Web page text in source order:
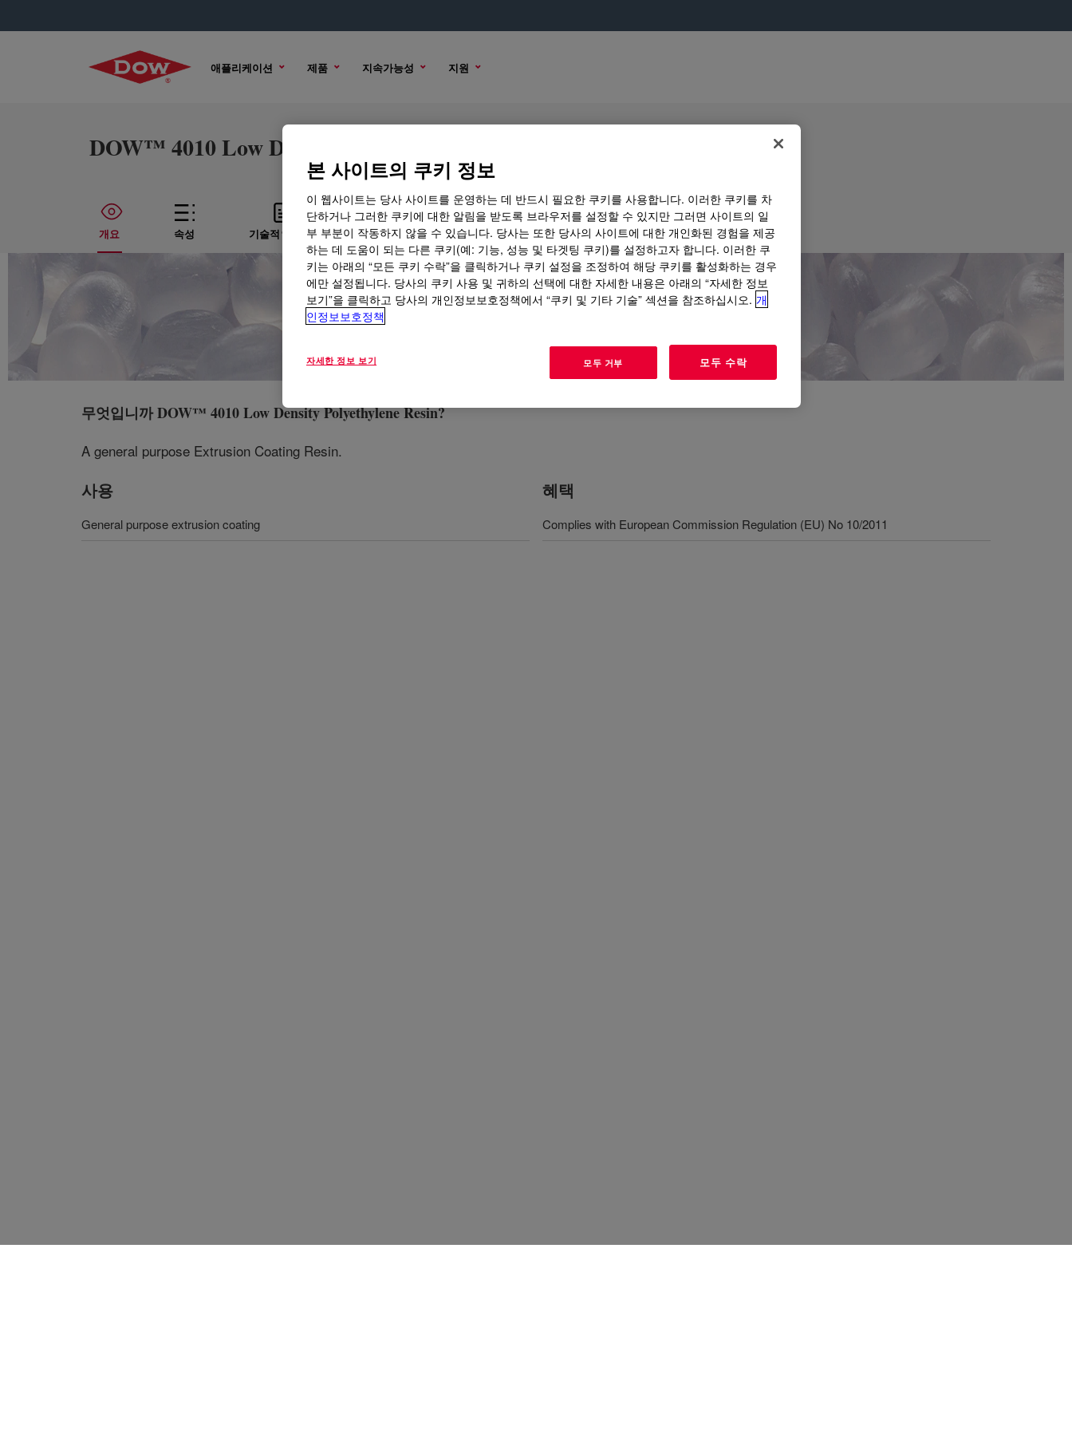
애플리케이션 제품 지속가능성 지원
DOW™ 4010 Low Density Polyethylene Resin
개요 속성 기술적인 내용 샘플 옵션 구매 옵션
무엇입니까DOW™ 4010 Low Density Polyethylene Resin?
A general purpose Extrusion Coating Resin.
사용
General purpose extrusion coating
혜택
Complies with European Commission Regulation (EU) No 10/2011
본 사이트의 쿠키 정보
이 웹사이트는 당사 사이트를 운영하는 데 반드시 필요한 쿠키를 사용합니다. 이러한 쿠키를 차
단하거나 그러한 쿠키에 대한 알림을 받도록 브라우저를 설정할 수 있지만 그러면 사이트의 일
부 부분이 작동하지 않을 수 있습니다. 당사는 또한 당사의 사이트에 대한 개인화된 경험을 제공
하는 데 도움이 되는 다른 쿠키(예: 기능, 성능 및 타겟팅 쿠키)를 설정하고자 합니다. 이러한 쿠
키는 아래의 “모든 쿠키 수락”을 클릭하거나 쿠키 설정을 조정하여 해당 쿠키를 활성화하는 경우
에만 설정됩니다. 당사의 쿠키 사용 및 귀하의 선택에 대한 자세한 내용은 아래의 “자세한 정보
보기”을 클릭하고 당사의 개인정보보호정책에서 “쿠키 및 기타 기술” 섹션을 참조하십시오. 개
인정보보호정책
자세한 정보 보기 모두 거부 모두 수락